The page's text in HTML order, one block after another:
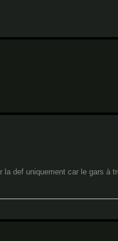
def uniquement car le gars à